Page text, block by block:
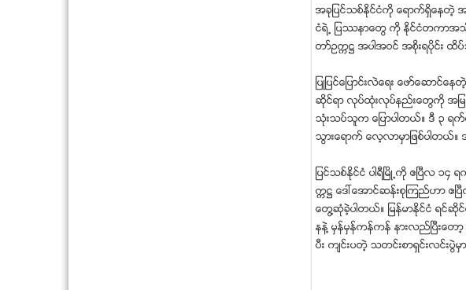
အခုျပင္သစ္ႏိုင္ငံကို ေရာက္ရွိေနတဲ့ အ
ငံရဲ႕ ျပႆနာေတြ ကို ႏိုင္ငံတကာအ
တာ္ဥကၠ႒ အပါအဝင္ အစိုးရပိုင္း ထိပ္
ျပဳျပင္ေျပာင္းလဲေရး ေဖာ္ေဆာင္ေ
ဆိုင္ရာ လုပ္ထံုးလုပ္နည္းေတြကို အျမင္
သံုးသပ္သူက ေျပာပါတယ္။ ဒီ ၃ ရ
သြားေရာက္ ေလ့လာမွာျဖစ္ပါတယ္
ျပင္သစ္ႏုိင္ငံ ပါရီၿမိဳ႕ကို ဧၿပီလ ၁၄
ကၠ႒ ေဒၚေအာင္ဆန္းစုၾကည္ဟာ ဧၿပီ
ေတြ႔ဆံုခဲ့ပါတယ္။ ျမန္မာႏုိင္ငံ ရင္
နနဲ႔ မွန္မွန္ကန္ကန္ နားလည္ၿပီးေတ
ပီး က်င္းပတဲ့ သတင္းစာရွင္းလင္းပြဲမွ